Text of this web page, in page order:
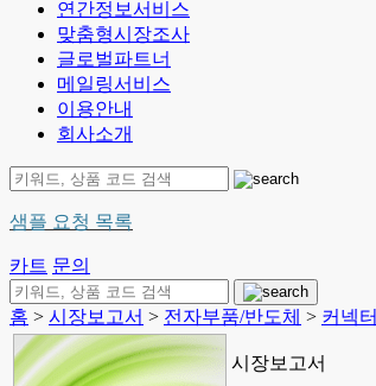
연간정보서비스
맞춤형시장조사
글로벌파트너
메일링서비스
이용안내
회사소개
샘플 요청 목록
카트 문의
홈 > 시장보고서 > 전자부품/반도체 > 커넥터
시장보고서